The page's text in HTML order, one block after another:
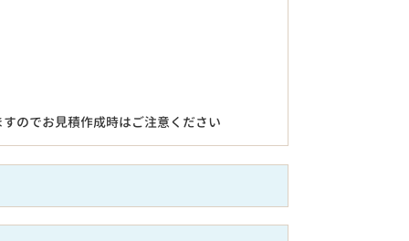
のでお見積作成時はご注意ください